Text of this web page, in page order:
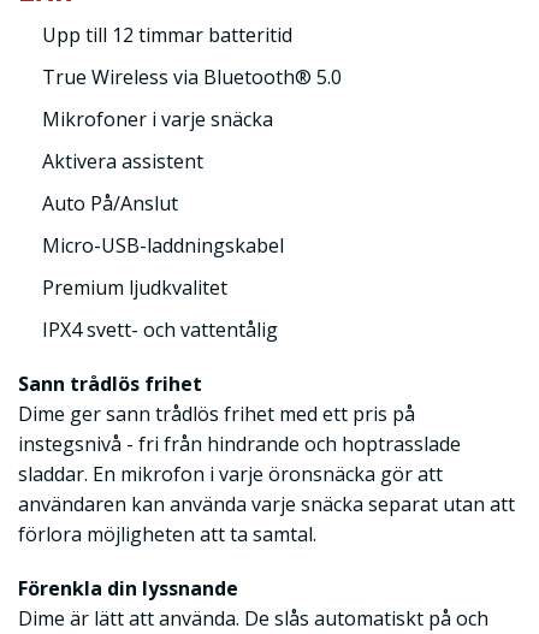
Upp till 12 timmar batteritid
True Wireless via Bluetooth® 5.0
Mikrofoner i varje snäcka
Aktivera assistent
Auto På/Anslut
Micro-USB-laddningskabel
Premium ljudkvalitet
IPX4 svett- och vattentålig
Sann trådlös frihet
Dime ger sann trådlös frihet med ett pris på
instegsnivå - fri från hindrande och hoptrasslade
sladdar. En mikrofon i varje öronsnäcka gör att
användaren kan använda varje snäcka separat utan att
förlora möjligheten att ta samtal.
Förenkla din lyssnande
Dime är lätt att använda. De slås automatiskt på och